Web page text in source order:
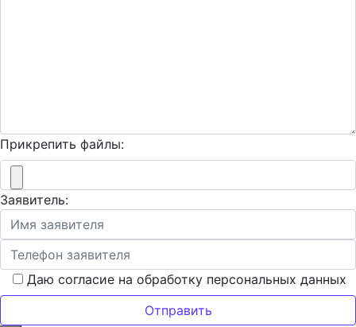
Прикрепить файлы:
Заявитель:
Даю согласие на обработку персональных данных